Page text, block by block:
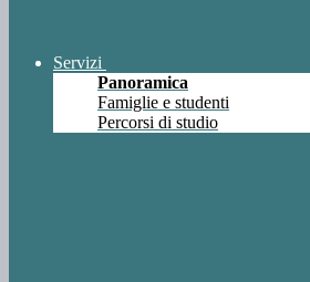
Servizi
Panoramica
Famiglie e studenti
Percorsi di studio